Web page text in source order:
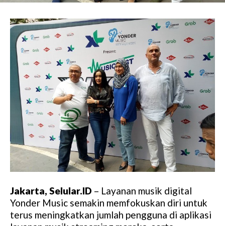
Jakarta, Selular.ID – Layanan musik digital
Yonder Music semakin memfokuskan diri untuk
terus meningkatkan jumlah pengguna di aplikasi